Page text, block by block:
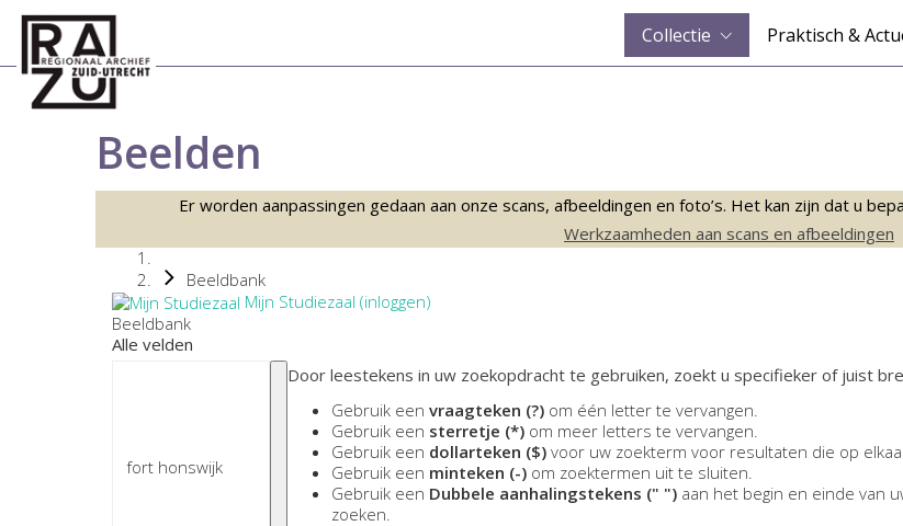
Collectie Praktisch &
Beelden
Er worden aanpassingen gedaan aan onze scans, afbeeldingen en foto’s. Het kan zijn dat u
Werkzaamheden aan scans en afbeeldingen
Beeldbank
Mijn Studiezaal (inloggen)
Beeldbank
Alle velden
Door leestekens in uw zoekopdracht te gebruiken, zoekt u specifieker of juist
Gebruik een vraagteken (?) om één letter te vervangen.
Gebruik een sterretje (*) om meer letters te vervangen.
Gebruik een dollarteken ($) voor uw zoekterm voor resultaten die op
Gebruik een minteken (-) om zoektermen uit te sluiten.
Gebruik een Dubbele aanhalingstekens (" ") aan het begin en einde van
zoeken.